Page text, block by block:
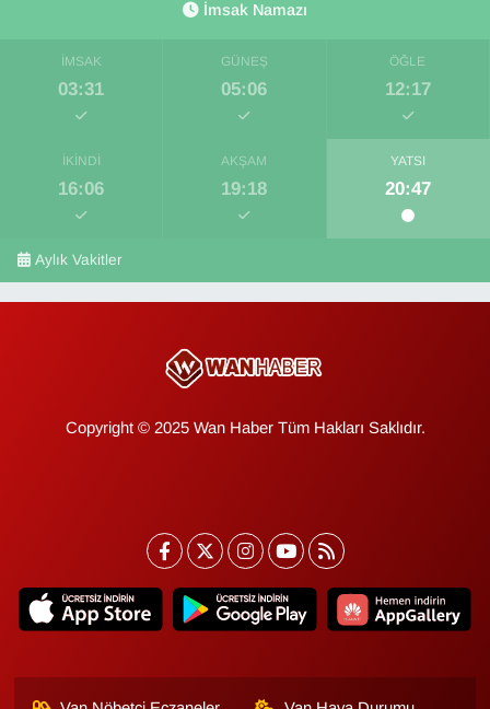
İmsak Namazı
İMSAK
03:31
GÜNEŞ
05:06
ÖĞLE
12:17
İKINDI
16:06
AKŞAM
19:18
YATSI
20:47
Aylık Vakitler
Copyright © 2025 Wan Haber Tüm Hakları Saklıdır.